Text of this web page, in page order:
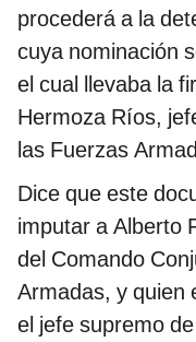
procederá a la
cuya nominación
el cual llevaba la
Hermoza Ríos,
las Fuerzas
Dice que este
imputar a Alberto
del Comando
Armadas, y quien
el jefe supremo